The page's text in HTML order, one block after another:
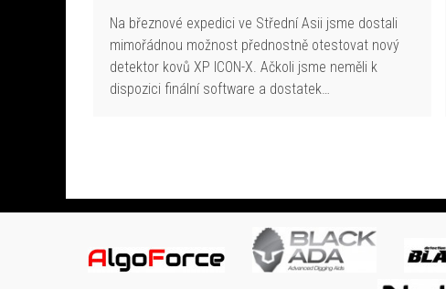
Na březnové expedici ve Střední Asii jsme dostali
mimořádnou možnost přednostně otestovat nový
detektor kovů XP ICON-X. Ačkoli jsme neměli k
dispozici finální software a dostatek…